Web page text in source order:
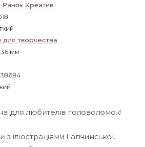
Ранок Креатив
творчества
мм
для любителів головоломок!
ілюстраціями Гапчинської.